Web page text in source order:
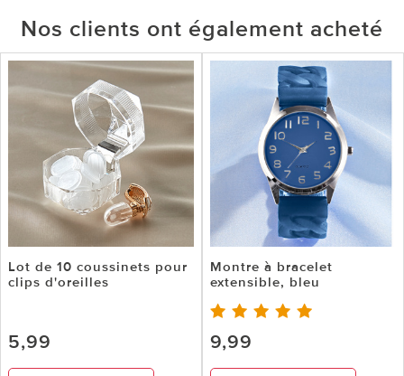
Nos clients ont également acheté
Lot de 10 coussinets pour
clips d'oreilles
5,99
Montre à bracelet
extensible, bleu
9,99